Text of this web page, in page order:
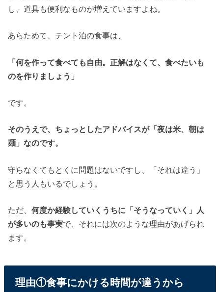
し、道具も便利なものが増えていますよね。
あらためて、テント泊の食事は、
「何を作って食べても自由。正解はなくて、食べたいも
のを作りましょう」
です。
そのうえで、ちょっとしたアドバイスが「夜は米、朝は
麺」なのです。
守らなくてもとくに問題はないですし、「それは違う」
と思う人もいるでしょう。
ただ、何度か経験していくうちに「そうなっていく」人
が多いのも事実で、それには次のような理由があげられ
ます。
理由①食事にかける時間が違うから